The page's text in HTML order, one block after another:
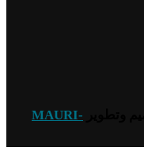
MAURI-